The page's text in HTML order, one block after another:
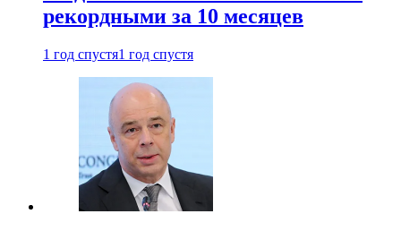
рекордными за 10 месяцев
1 год спустя1 год спустя